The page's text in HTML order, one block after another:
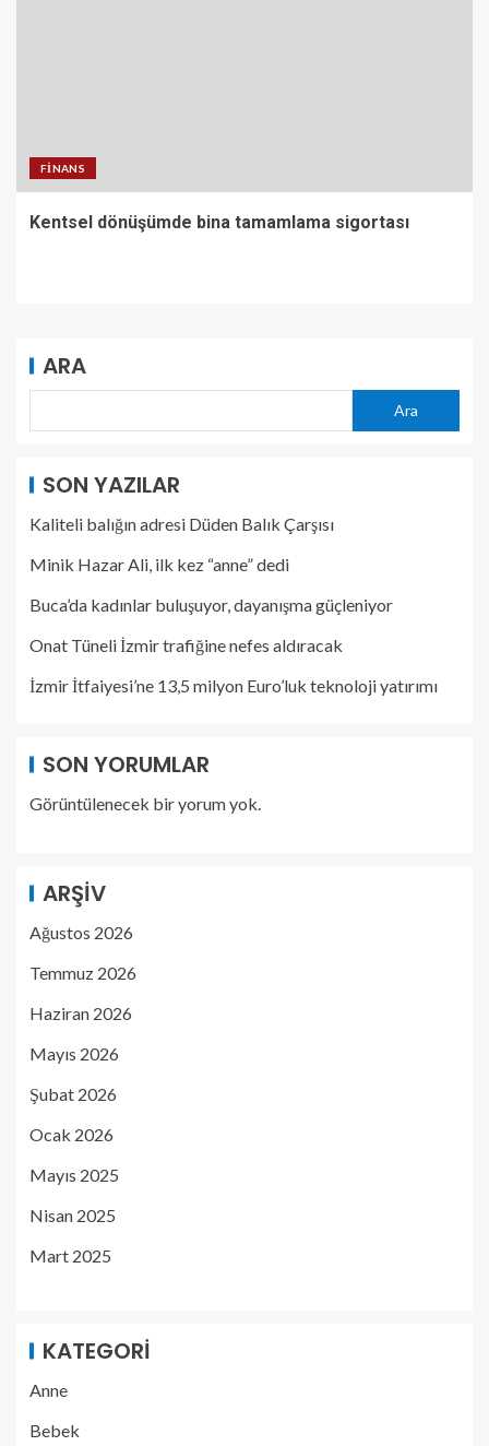
FINANS
Kentsel dönüşümde bina tamamlama sigortası
ARA
Ara
SON YAZILAR
Kaliteli balığın adresi Düden Balık Çarşısı
Minik Hazar Ali, ilk kez “anne” dedi
Buca’da kadınlar buluşuyor, dayanışma güçleniyor
Onat Tüneli İzmir trafiğine nefes aldıracak
İzmir İtfaiyesi’ne 13,5 milyon Euro’luk teknoloji yatırımı
SON YORUMLAR
Görüntülenecek bir yorum yok.
ARŞIV
Ağustos 2026
Temmuz 2026
Haziran 2026
Mayıs 2026
Şubat 2026
Ocak 2026
Mayıs 2025
Nisan 2025
Mart 2025
KATEGORI
Anne
Bebek